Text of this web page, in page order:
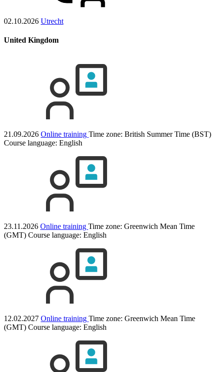
02.10.2026 Utrecht
United Kingdom
21.09.2026 Online training Time zone: British Summer Time (BST)
Course language: English
23.11.2026 Online training Time zone: Greenwich Mean Time
(GMT) Course language: English
12.02.2027 Online training Time zone: Greenwich Mean Time
(GMT) Course language: English